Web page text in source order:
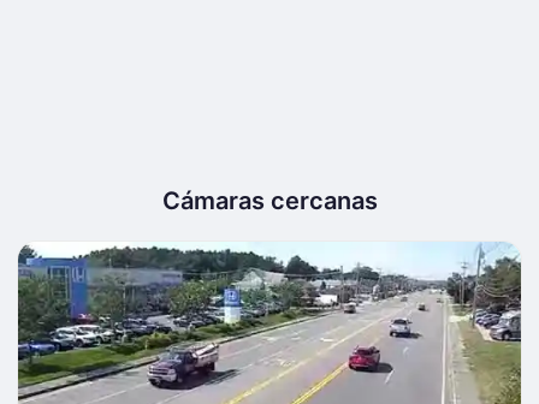
Cámaras cercanas